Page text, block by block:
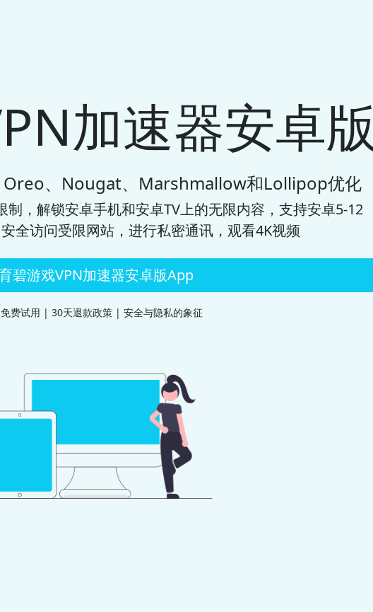
加速器安卓版
Oreo、Nougat、Marshmallow和Lollipop优化
制，解锁安卓手机和安卓TV上的无限内容，支持安卓5-12
全访问受限网站，进行私密通讯，观看4K视频
碧游戏VPN加速器安卓版App
费试用 | 30天退款政策 | 安全与隐私的象征